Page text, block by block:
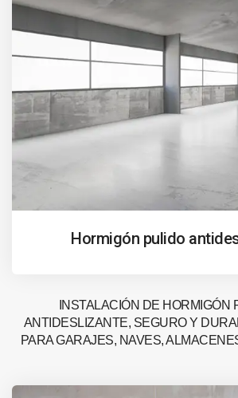
Hormigón pulido
INSTALACIÓN DE HORMIGÓN
ANTIDESLIZANTE, SEGURO Y
PARA GARAJES, NAVES,